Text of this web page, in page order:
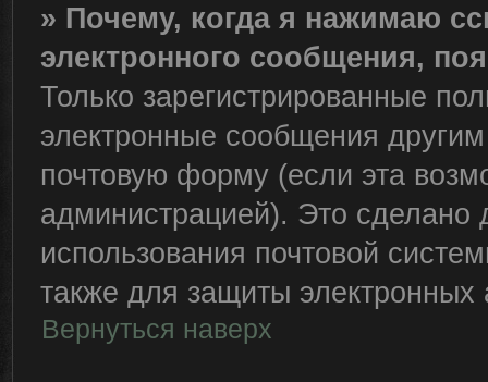
» Почему, когда я нажимаю
электронного сообщения,
Только зарегистрированные
электронные сообщения
почтовую форму (если эта
администрацией). Это сделано
использования почтовой
также для защиты электронных
Вернуться наверх